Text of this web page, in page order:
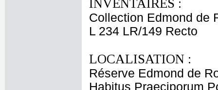
INVENTAIRES :
Collection Edmond de
L 234 LR/149 Recto
LOCALISATION :
Réserve Edmond de
Habitus Praeciporum